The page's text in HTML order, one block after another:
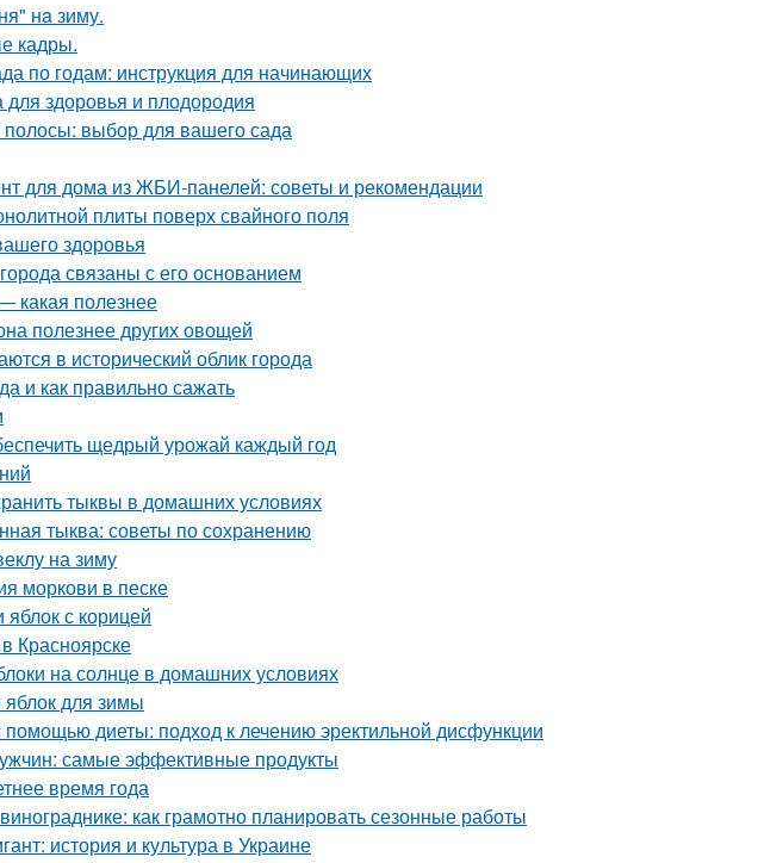
нa зиму.
кадры.
по годам: инструкция для начинающих
для здоровья и плодородия
выбор для вашего сада
для дома из ЖБИ-панелей: советы и рекомендации
плиты поверх свайного поля
здоровья
связаны с его основанием
какая полезнее
полезнее других овощей
в исторический облик города
и как правильно сажать
щедрый урожай каждый год
тыквы в домашних условиях
тыква: советы по сохранению
на зиму
моркови в песке
с корицей
Красноярске
на солнце в домашних условиях
для зимы
диеты: подход к лечению эректильной дисфункции
самые эффективные продукты
время года
как грамотно планировать сезонные работы
история и культура в Украине